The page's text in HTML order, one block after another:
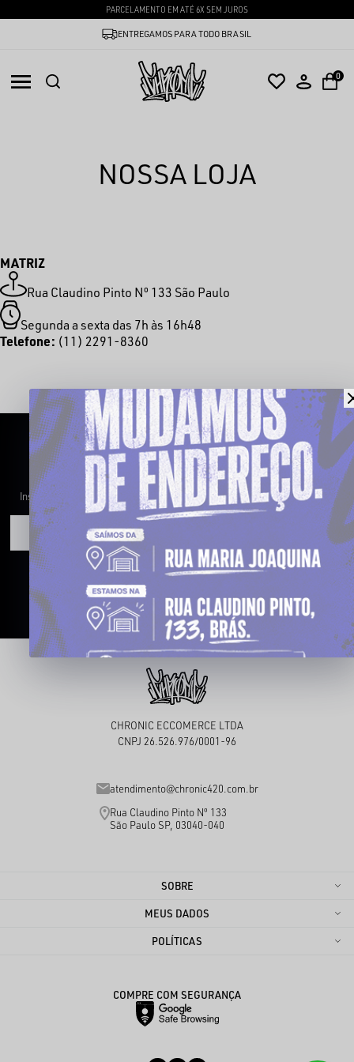
PARCELAMENTO EM ATÉ 6X SEM JUROS
ENTREGAMOS PARA TODO BRASIL
0
NOSSA LOJA
MATRIZ
Rua Claudino Pinto Nº 133 São Paulo
Segunda a sexta das 7h às 16h48
Telefone: (11) 2291-8360
CADASTRE-SE PARA RECEBER AS
NOSSAS OFERTAS
Inscreva-se para receber atualizações por e-mail sobre as últimas coleções,
campanhas e novidades.
INSCREVA-SE
CHRONIC ECCOMERCE LTDA
CNPJ 26.526.976/0001-96
atendimento@chronic420.com.br
Rua Claudino Pinto Nº 133
São Paulo SP, 03040-040
SOBRE
MEUS DADOS
POLÍTICAS
COMPRE COM SEGURANÇA